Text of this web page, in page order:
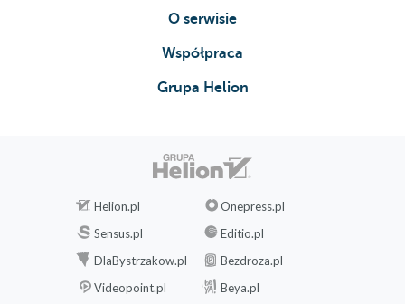
O serwisie
Współpraca
Grupa Helion
Helion.pl
Onepress.pl
Sensus.pl
Editio.pl
DlaBystrzakow.pl
Bezdroza.pl
Videopoint.pl
Beya.pl